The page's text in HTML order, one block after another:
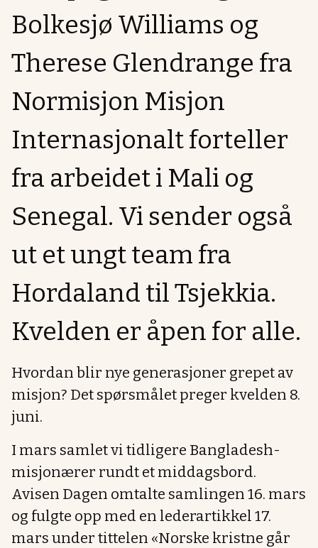
Bolkesjø Williams og
Therese Glendrange fra
Normisjon Misjon
Internasjonalt forteller
fra arbeidet i Mali og
Senegal. Vi sender også
ut et ungt team fra
Hordaland til Tsjekkia.
Kvelden er åpen for alle.
Hvordan blir nye generasjoner grepet av
misjon? Det spørsmålet preger kvelden 8.
juni.
I mars samlet vi tidligere Bangladesh-
misjonærer rundt et middagsbord.
Avisen Dagen omtalte samlingen 16. mars
og fulgte opp med en lederartikkel 17.
mars under tittelen «Norske kristne går